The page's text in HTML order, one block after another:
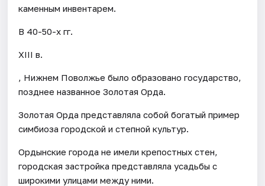
каменным инвентарем.
В 40-50-х гг.
XIII в.
, Нижнем Поволжье было образовано государство,
позднее названное Золотая Орда.
Золотая Орда представляла собой богатый пример
симбиоза городской и степной культур.
Ордынские города не имели крепостных стен,
городская застройка представляла усадьбы с
широкими улицами между ними.